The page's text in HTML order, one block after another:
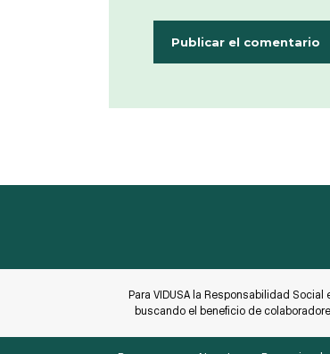
Para VIDUSA la Responsabilidad
buscando el beneficio de